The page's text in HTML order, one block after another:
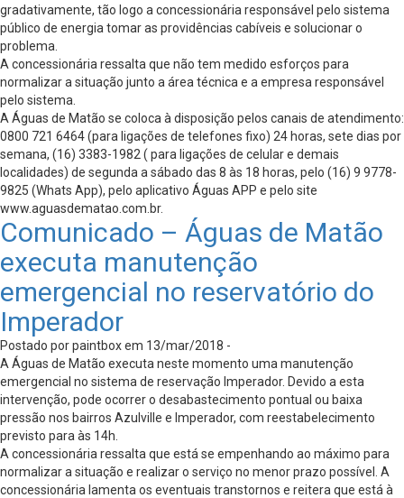
gradativamente, tão logo a concessionária responsável pelo sistema
público de energia tomar as providências cabíveis e solucionar o
problema.
A concessionária ressalta que não tem medido esforços para
normalizar a situação junto a área técnica e a empresa responsável
pelo sistema.
A Águas de Matão se coloca à disposição pelos canais de atendimento:
0800 721 6464 (para ligações de telefones fixo) 24 horas, sete dias por
semana, (16) 3383-1982 ( para ligações de celular e demais
localidades) de segunda a sábado das 8 às 18 horas, pelo (16) 9 9778-
9825 (Whats App), pelo aplicativo Águas APP e pelo site
www.aguasdematao.com.br.
Comunicado – Águas de Matão
executa manutenção
emergencial no reservatório do
Imperador
Postado por paintbox em 13/mar/2018 -
A Águas de Matão executa neste momento uma manutenção
emergencial no sistema de reservação Imperador. Devido a esta
intervenção, pode ocorrer o desabastecimento pontual ou baixa
pressão nos bairros Azulville e Imperador, com reestabelecimento
previsto para às 14h.
A concessionária ressalta que está se empenhando ao máximo para
normalizar a situação e realizar o serviço no menor prazo possível. A
concessionária lamenta os eventuais transtornos e reitera que está à